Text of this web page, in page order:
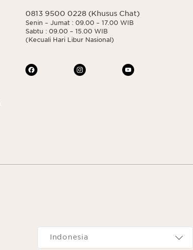
0813 9500 0228 (Khusus Chat)
Senin – Jumat : 09.00 – 17.00 WIB
Sabtu : 09.00 – 15.00 WIB
(Kecuali Hari Libur Nasional)
Navigates to
Indonesia